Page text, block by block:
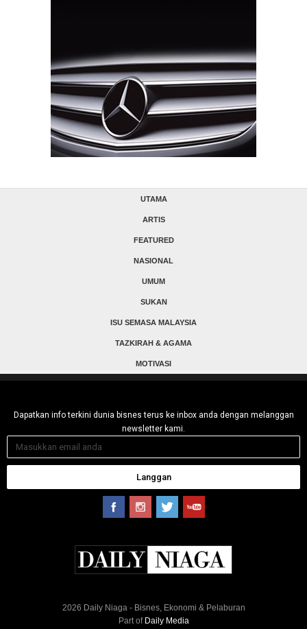
UTAMA
ARTIS
FEATURED
NASIONAL
UMUM
SUKAN
ISU SEMASA MALAYSIA
TAZKIRAH & AGAMA
MOTIVASI
Dapatkan info terkini dunia bisnes terus ke inbox anda dengan melanggan
newsletter kami.
Langgan
2026 Daily Niaga - Bisnes, Ekonomi & Pelaburan
Part of Daily Media